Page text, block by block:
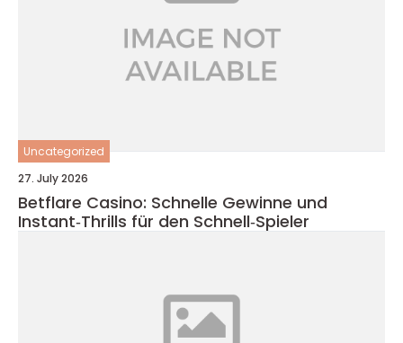
Uncategorized
27. July 2026
Betflare Casino: Schnelle Gewinne und
Instant‑Thrills für den Schnell‑Spieler